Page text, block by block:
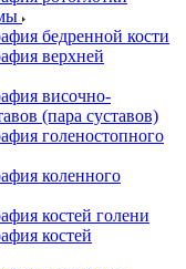
бедренной кости
верхней
височно-
(пара суставов)
голеностопного
коленного
костей голени
костей